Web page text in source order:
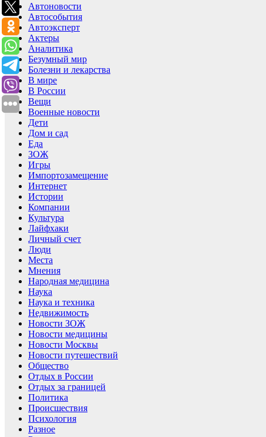
Автоновости
Автособытия
Автоэксперт
Актеры
Аналитика
Безумный мир
Болезни и лекарства
В мире
В России
Вещи
Военные новости
Дети
Дом и сад
Еда
ЗОЖ
Игры
Импортозамещение
Интернет
Истории
Компании
Культура
Лайфхаки
Личный счет
Люди
Места
Мнения
Народная медицина
Наука
Наука и техника
Недвижимость
Новости ЗОЖ
Новости медицины
Новости Москвы
Новости путешествий
Общество
Отдых в России
Отдых за границей
Политика
Происшествия
Психология
Разное